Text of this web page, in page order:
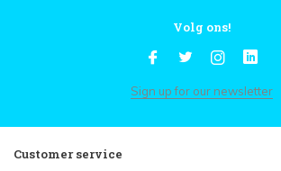
Volg ons!
Sign up for our newsletter
Customer service